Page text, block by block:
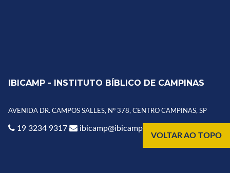
IBICAMP - INSTITUTO BÍBLICO DE CAMPINAS
AVENIDA DR. CAMPOS SALLES, Nº 378, CENTRO CAMPINAS, SP
19 3234 9317
ibicamp@ibicamp.com.br
VOLTAR AO TOPO